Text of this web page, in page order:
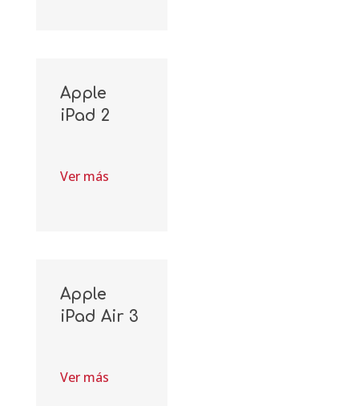
Apple
iPad 2
Ver más
Apple
iPad Air 3
Ver más